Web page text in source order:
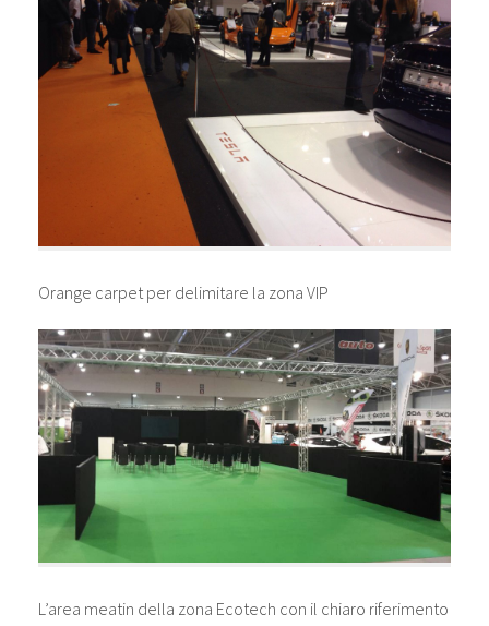
Orange carpet per delimitare la zona VIP
L’area meatin della zona Ecotech con il chiaro riferimento